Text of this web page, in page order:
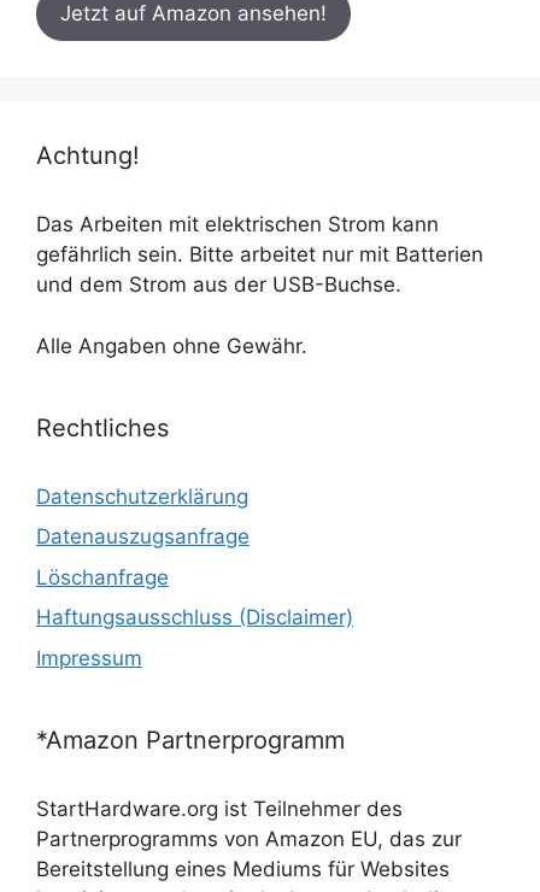
Jetzt auf Amazon ansehen!
Achtung!
Das Arbeiten mit elektrischen Strom kann
gefährlich sein. Bitte arbeitet nur mit Batterien
und dem Strom aus der USB-Buchse.
Alle Angaben ohne Gewähr.
Rechtliches
Datenschutzerklärung
Datenauszugsanfrage
Löschanfrage
Haftungsausschluss (Disclaimer)
Impressum
*Amazon Partnerprogramm
StartHardware.org ist Teilnehmer des
Partnerprogramms von Amazon EU, das zur
Bereitstellung eines Mediums für Websites